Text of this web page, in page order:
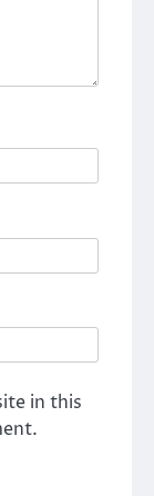
in this